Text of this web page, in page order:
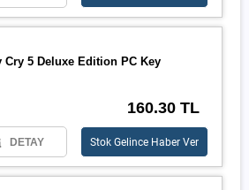
Cry 5 Deluxe Edition PC Key
160.30 TL
DETAY Stok Gelince Haber Ver